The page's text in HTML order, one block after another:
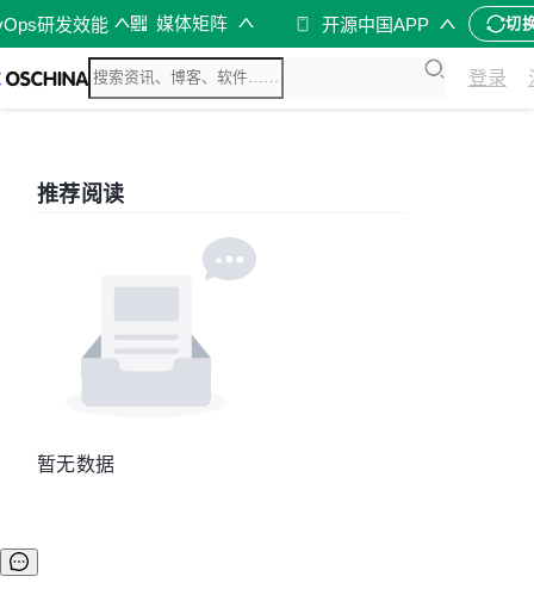
研发效能 媒体矩阵 开源中国APP 切
登录
推荐阅读
暂无数据